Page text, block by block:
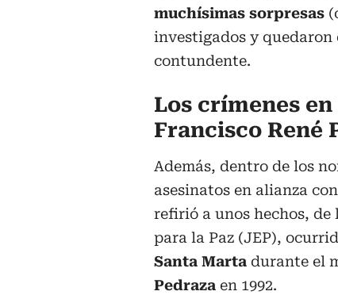
muchísimas sorpresas
investigados y quedaron
contundente.
Los crímenes
Francisco René
Además, dentro de los
asesinatos en alianza
refirió a unos hechos,
para la Paz (JEP),
Santa Marta durante el
Pedraza en 1992.